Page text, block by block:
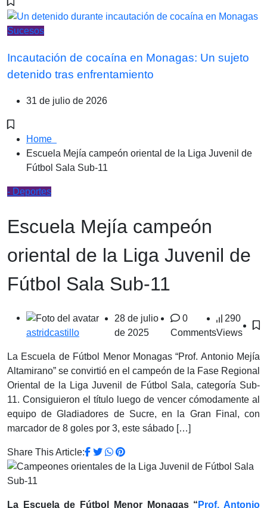
Sucesos
Incautación de cocaína en Monagas: Un sujeto
detenido tras enfrentamiento
31 de julio de 2026
Home
Escuela Mejía campeón oriental de la Liga Juvenil de
Fútbol Sala Sub-11
- Deportes
Escuela Mejía campeón
oriental de la Liga Juvenil de
Fútbol Sala Sub-11
astridcastillo
28 de julio
de 2025
0
Comments
290
Views
La Escuela de Fútbol Menor Monagas “Prof. Antonio Mejía
Altamirano” se convirtió en el campeón de la Fase Regional
Oriental de la Liga Juvenil de Fútbol Sala, categoría Sub-
11. Consiguieron el título luego de vencer cómodamente al
equipo de Gladiadores de Sucre, en la Gran Final, con
marcador de 8 goles por 3, este sábado […]
Share This Article:
La Escuela de Fútbol Menor Monagas “ Prof. Antonio